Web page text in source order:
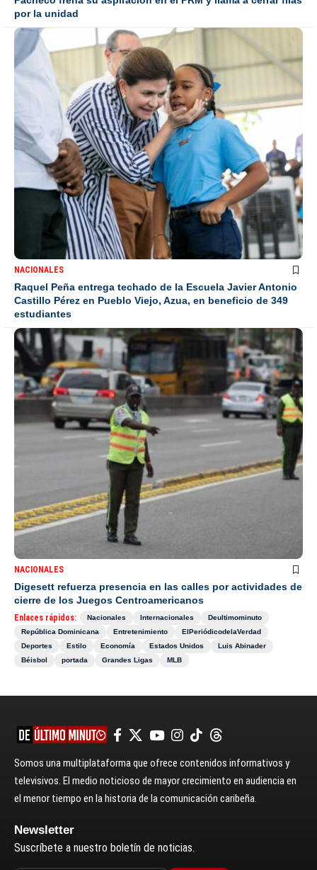
por la unidad
NACIONALES
Raquel Peña entrega techado de la Escuela Javier Antonio
Castillo Pérez en Pueblo Viejo, Azua, en beneficio de 349
estudiantes
NACIONALES
Digesett refuerza presencia en las calles por actividades de
cierre de los Juegos Centroamericanos
Enlaces rápidos: Nacionales Internacionales
Deultimominuto
República Dominicana
Entretenimiento
ElPeriódicodelaVerdad
Deportes
Estilo Economía Estados Unidos
Luis Abinader
Béisbol
portada Grandes Ligas MLB
Somos una multiplataforma que ofrece contenidos informativos y
televisivos. El medio noticioso de mayor crecimiento en audiencia en
el menor tiempo en la historia de la comunicación caribeña.
Newsletter
Suscríbete a nuestro boletín de noticias.